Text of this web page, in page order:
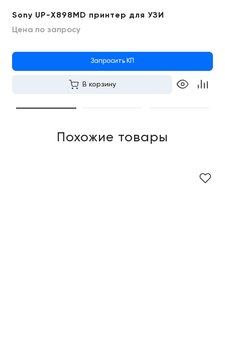
Sony UP-X898MD принтер для УЗИ
Цена по запросу
Запросить КП
В корзину
Похожие товары